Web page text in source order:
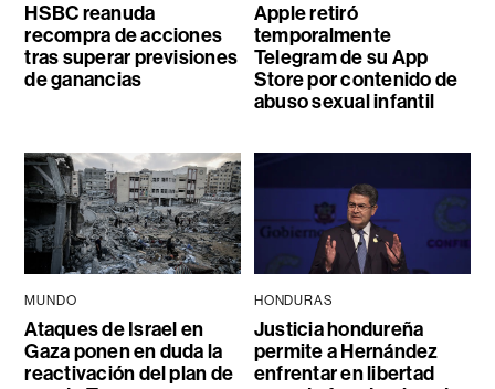
HSBC reanuda
recompra de acciones
tras superar previsiones
de ganancias
Apple retiró
temporalmente
Telegram de su App
Store por contenido de
abuso sexual infantil
MUNDO
Ataques de Israel en
Gaza ponen en duda la
reactivación del plan de
HONDURAS
Justicia hondureña
permite a Hernández
enfrentar en libertad